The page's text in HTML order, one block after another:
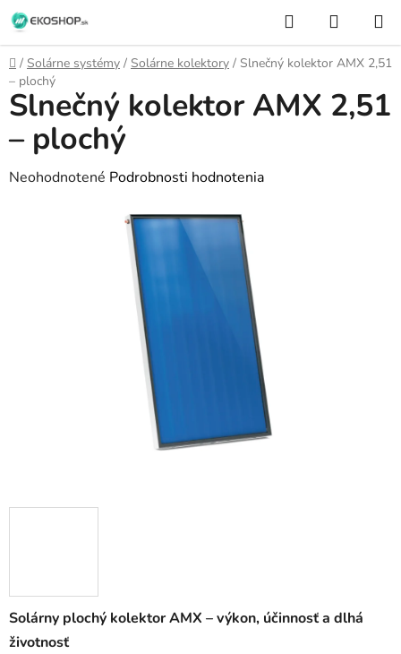
Prejsť
na
obsah
Hľadať
KOŠÍK
Domov
/ Solárne systémy / Solárne kolektory / Slnečný kolektor AMX 2,51
– plochý
Solárny plochý kolektor AMX – výkon, účinnosť a dlhá
životnosť
Slnečný kolektor AMX 2,51
– plochý
Priemerné
Neohodnotené Podrobnosti hodnotenia